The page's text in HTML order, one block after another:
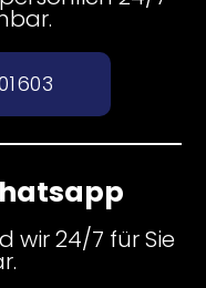
wir 24/7 für Sie